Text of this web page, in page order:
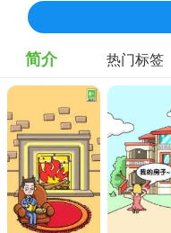
简介 热门标签